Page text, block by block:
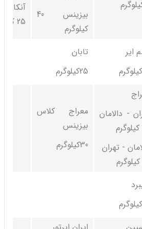
25 کیلوگرم
بیزینس 40
کیلوگرم
تابان
25کیلوگرم
ایر
معراج کلاس
بیزینس
30کیلوگرم
- دالامان
- تهران